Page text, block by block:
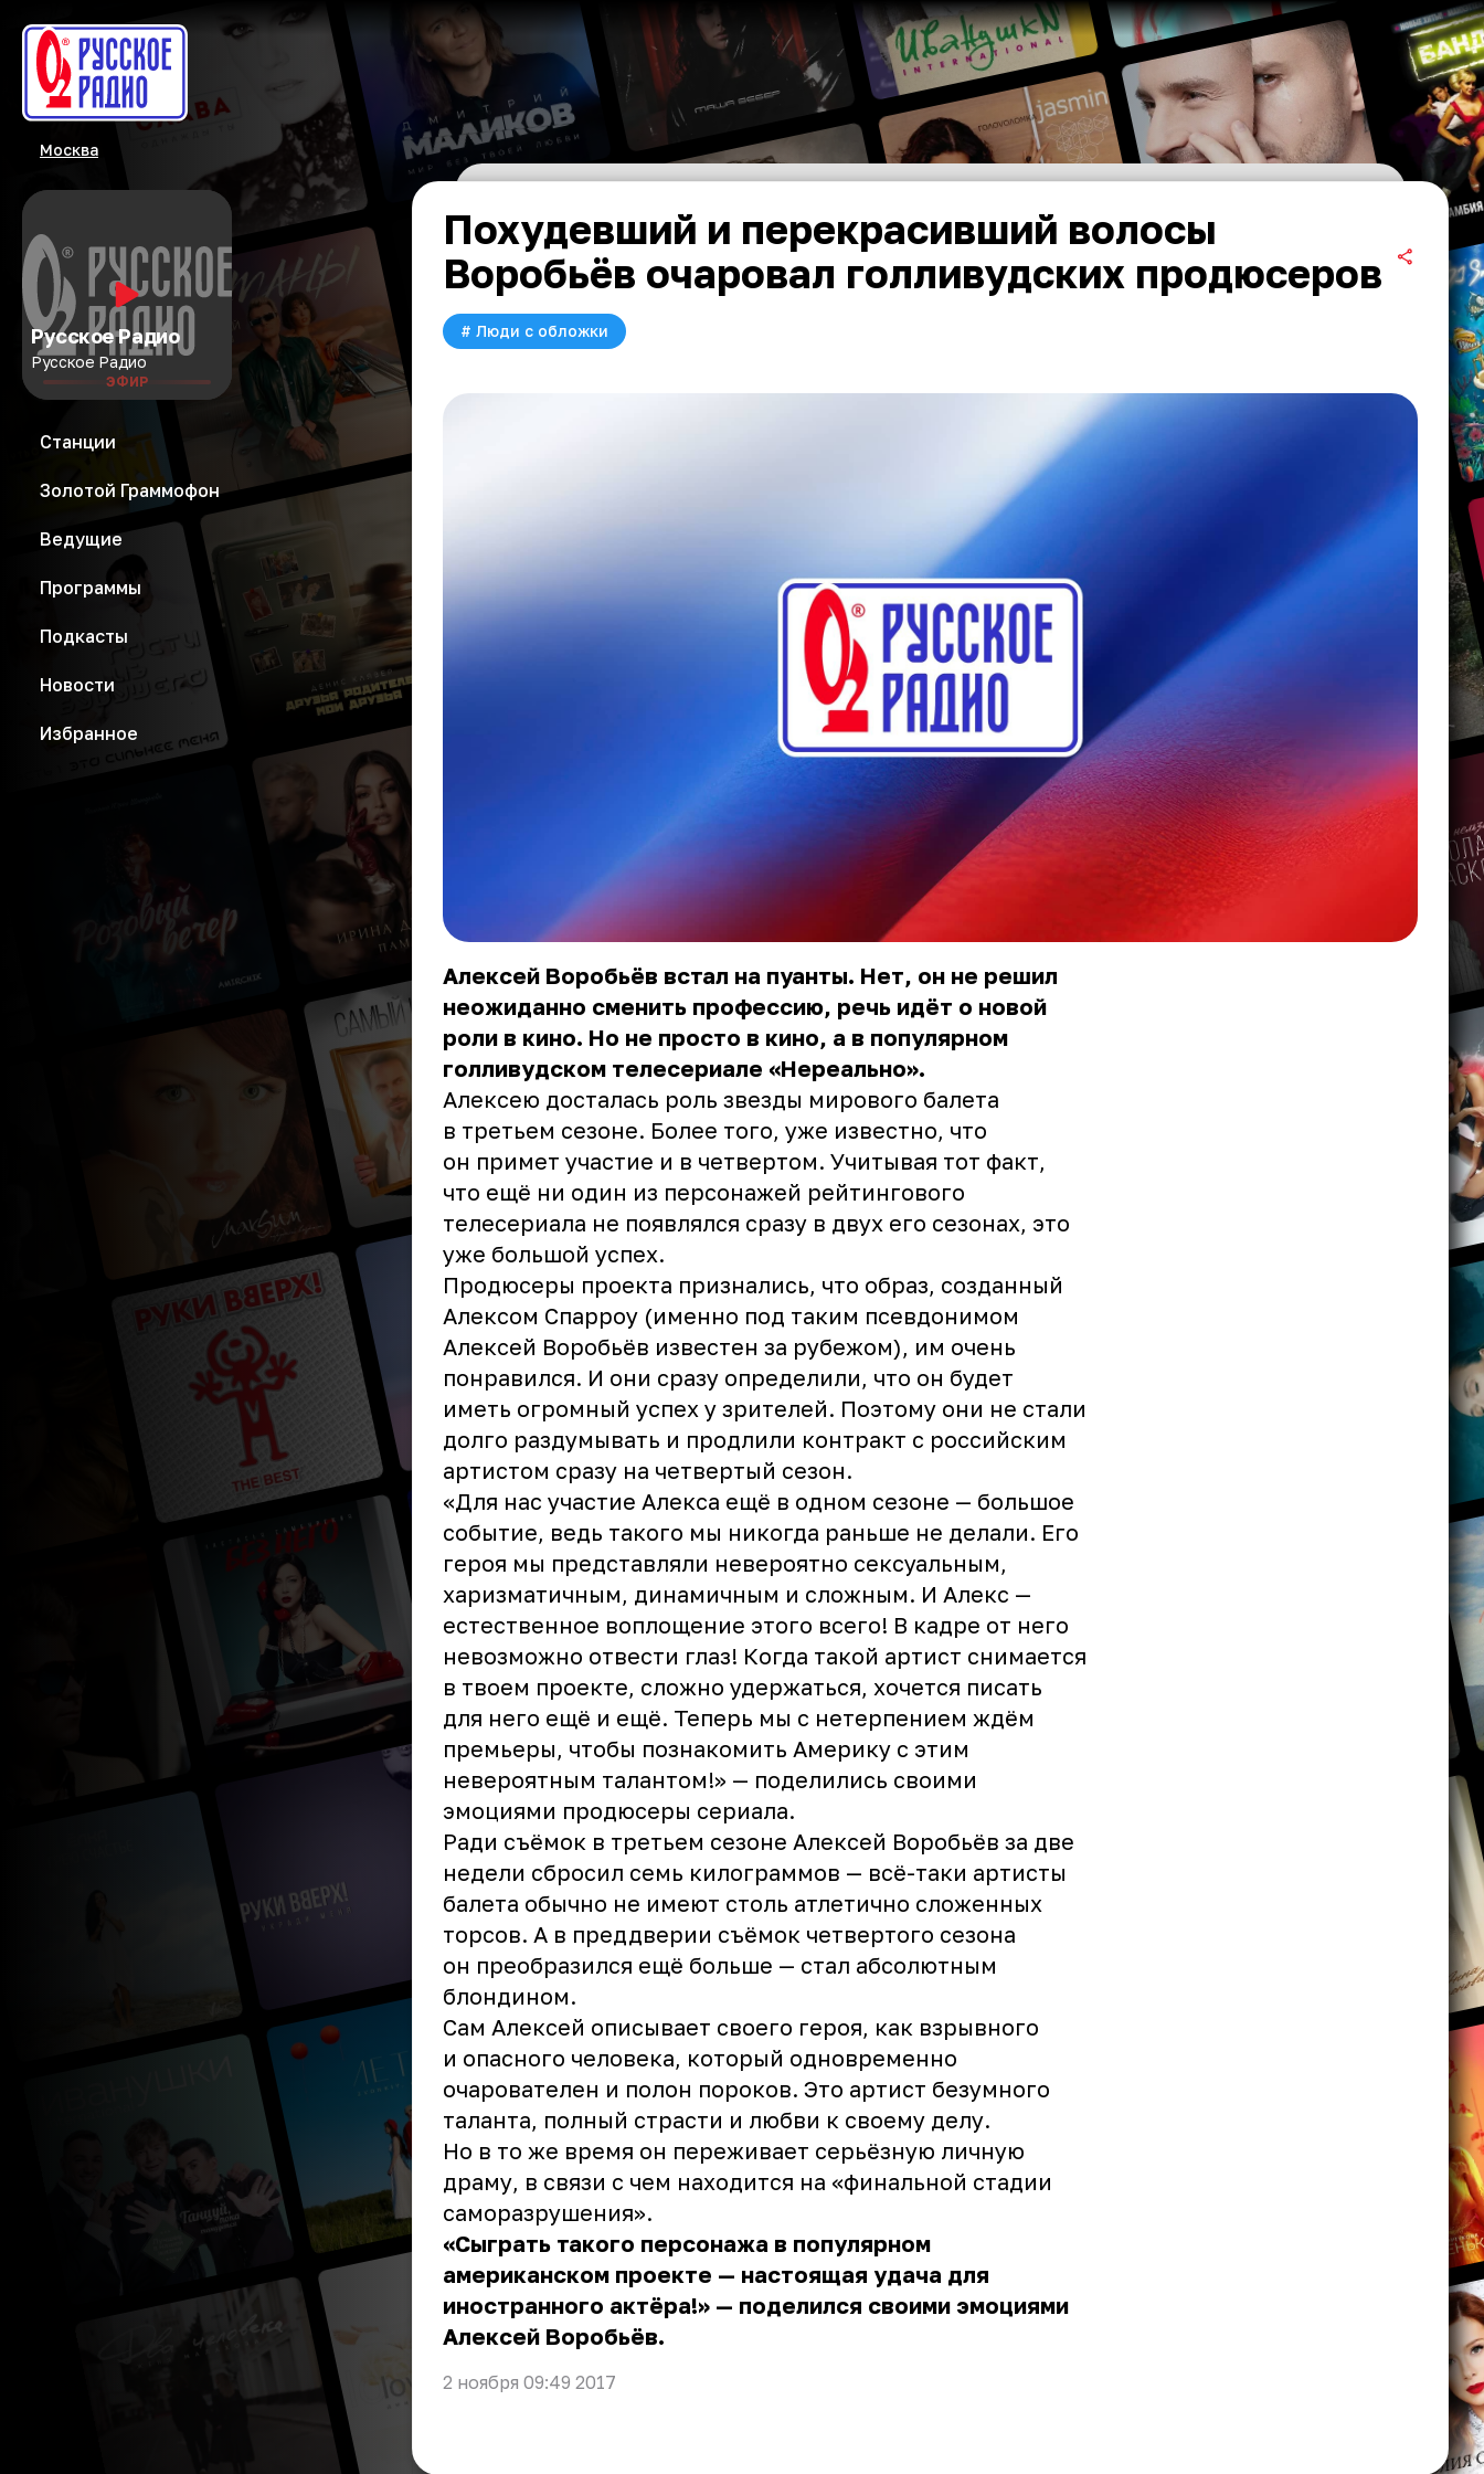
Москва
Русское Радио
Русское Радио
ЭФИР
Станции
Золотой Граммофон
Ведущие
Программы
Подкасты
Новости
Избранное
Похудевший и перекрасивший волосы
Воробьёв очаровал голливудских продюсеров
# Люди с обложки
Алексей Воробьёв встал на пуанты. Нет, он не решил
неожиданно сменить профессию, речь идёт о новой
роли в кино. Но не просто в кино, а в популярном
голливудском телесериале «Нереально».
Алексею досталась роль звезды мирового балета
в третьем сезоне. Более того, уже известно, что
он примет участие и в четвертом. Учитывая тот факт,
что ещё ни один из персонажей рейтингового
телесериала не появлялся сразу в двух его сезонах, это
уже большой успех.
Продюсеры проекта признались, что образ, созданный
Алексом Спарроу (именно под таким псевдонимом
Алексей Воробьёв известен за рубежом), им очень
понравился. И они сразу определили, что он будет
иметь огромный успех у зрителей. Поэтому они не стали
долго раздумывать и продлили контракт с российским
артистом сразу на четвертый сезон.
«Для нас участие Алекса ещё в одном сезоне — большое
событие, ведь такого мы никогда раньше не делали. Его
героя мы представляли невероятно сексуальным,
харизматичным, динамичным и сложным. И Алекс —
естественное воплощение этого всего! В кадре от него
невозможно отвести глаз! Когда такой артист снимается
в твоем проекте, сложно удержаться, хочется писать
для него ещё и ещё. Теперь мы с нетерпением ждём
премьеры, чтобы познакомить Америку с этим
невероятным талантом!» — поделились своими
эмоциями продюсеры сериала.
Ради съёмок в третьем сезоне Алексей Воробьёв за две
недели сбросил семь килограммов — всё-таки артисты
балета обычно не имеют столь атлетично сложенных
торсов. А в преддверии съёмок четвертого сезона
он преобразился ещё больше — стал абсолютным
блондином.
Сам Алексей описывает своего героя, как взрывного
и опасного человека, который одновременно
очарователен и полон пороков. Это артист безумного
таланта, полный страсти и любви к своему делу.
Но в то же время он переживает серьёзную личную
драму, в связи с чем находится на «финальной стадии
саморазрушения».
«Сыграть такого персонажа в популярном
американском проекте — настоящая удача для
иностранного актёра!» — поделился своими эмоциями
Алексей Воробьёв.
2 ноября 09:49 2017